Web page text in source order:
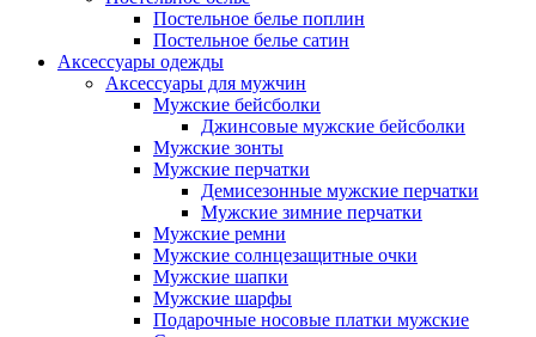
Постельное белье поплин
Постельное белье сатин
Аксессуары одежды
Аксессуары для мужчин
Мужские бейсболки
Джинсовые мужские бейсболки
Мужские зонты
Мужские перчатки
Демисезонные мужские перчатки
Мужские зимние перчатки
Мужские ремни
Мужские солнцезащитные очки
Мужские шапки
Мужские шарфы
Подарочные носовые платки мужские